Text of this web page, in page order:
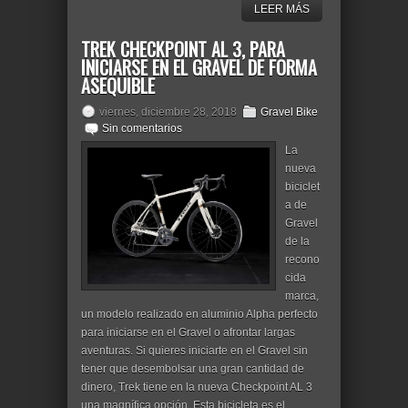
LEER MÁS
TREK CHECKPOINT AL 3, PARA
INICIARSE EN EL GRAVEL DE FORMA
ASEQUIBLE
viernes, diciembre 28, 2018
Gravel Bike
Sin comentarios
La
nueva
biciclet
a de
Gravel
de la
recono
cida
marca,
un modelo realizado en aluminio Alpha perfecto
para iniciarse en el Gravel o afrontar largas
aventuras. Si quieres iniciarte en el Gravel sin
tener que desembolsar una gran cantidad de
dinero, Trek tiene en la nueva Checkpoint AL 3
una magnífica opción. Esta bicicleta es el